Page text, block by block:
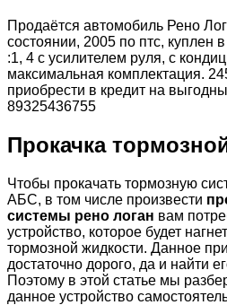
Продаётся автомобиль Рено
состоянии, 2005 по птс, куплен
:1, 4 с усилителем руля, с
максимальная комплектация.
приобрести в кредит на
89325436755
Прокачка
Чтобы прокачать тормозную
АБС, в том числе произвести
системы рено логан вам
устройство, которое будет
тормозной жидкости. Данное
достаточно дорого, да и найти
Поэтому в этой статье мы
данное устройство